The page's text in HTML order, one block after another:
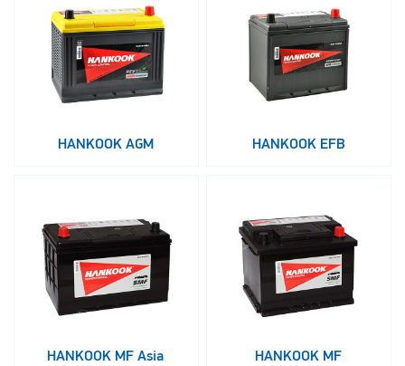
О НАС
КОНТАКТЫ
HANKOOK AGM HANKOOK EFB
HANKOOK MF Asia HANKOOK MF